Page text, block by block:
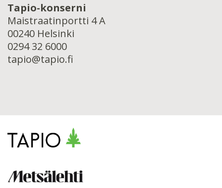
Tapio-konserni
Maistraatinportti 4 A
00240 Helsinki
0294 32 6000
tapio@tapio.fi